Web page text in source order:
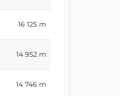
16 125 m
14 952 m
14 746 m